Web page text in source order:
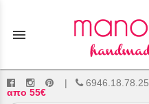
menu
| 6946.18.78.25
απο 55€